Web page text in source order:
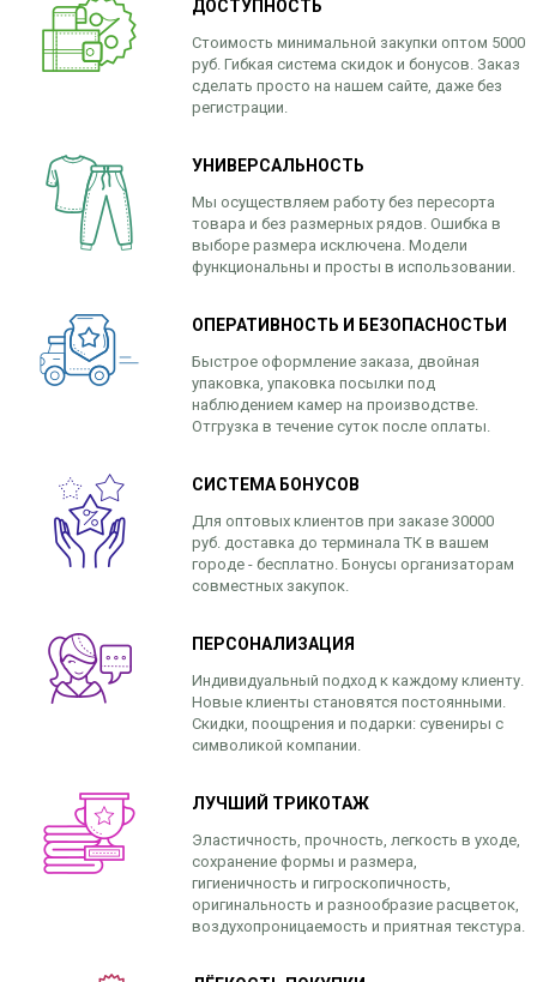
ДОСТУПНОСТЬ
Стоимость минимальной закупки оптом 5000
руб. Гибкая система скидок и бонусов. Заказ
сделать просто на нашем сайте, даже без
регистрации.
УНИВЕРСАЛЬНОСТЬ
Мы осуществляем работу без пересорта
товара и без размерных рядов. Ошибка в
выборе размера исключена. Модели
функциональны и просты в использовании.
ОПЕРАТИВНОСТЬ И БЕЗОПАСНОСТЬИ
Быстрое оформление заказа, двойная
упаковка, упаковка посылки под
наблюдением камер на производстве.
Отгрузка в течение суток после оплаты.
СИСТЕМА БОНУСОВ
Для оптовых клиентов при заказе 30000
руб. доставка до терминала ТК в вашем
городе - бесплатно. Бонусы организаторам
совместных закупок.
ПЕРСОНАЛИЗАЦИЯ
Индивидуальный подход к каждому клиенту.
Новые клиенты становятся постоянными.
Скидки, поощрения и подарки: сувениры с
символикой компании.
ЛУЧШИЙ ТРИКОТАЖ
Эластичность, прочность, легкость в уходе,
сохранение формы и размера,
гигиеничность и гигроскопичность,
оригинальность и разнообразие расцветок,
воздухопроницаемость и приятная текстура.